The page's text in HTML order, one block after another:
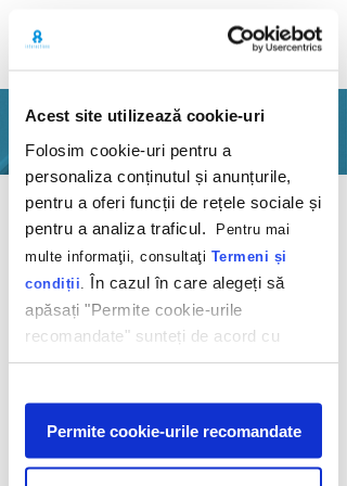
Acest site utilizează cookie-uri
Folosim cookie-uri pentru a
personaliza conținutul și anunțurile,
pentru a oferi funcții de rețele sociale și
pentru a analiza traficul.
Pentru mai
multe informaţii, consultaţi Termeni și
condiții În cazul în care alegeți să
apăsați "Permite cookie-urile
recomandate" sunteți de acord cu
utilizarea modulelor noastre cookie.
Afişare
Permite cookie-urile recomandate
PORTFOLIO
Back
Pick the best offer
Audi
2020
We organized the new Audi website to